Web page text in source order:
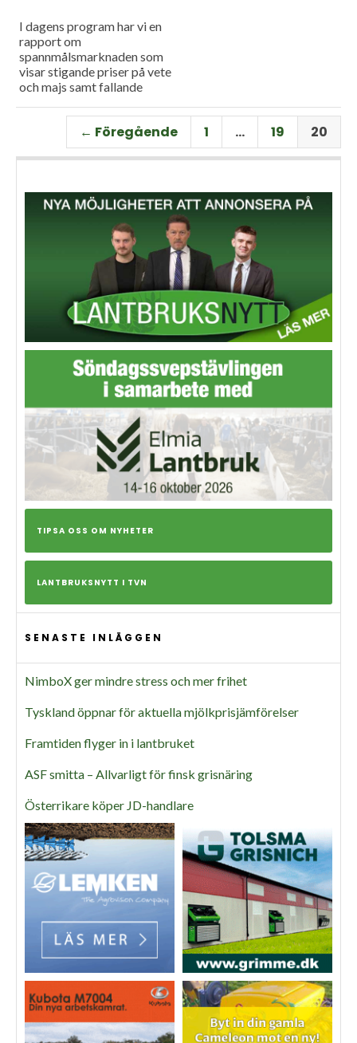
I dagens program har vi en
rapport om
spannmålsmarknaden som
visar stigande priser på vete
och majs samt fallande
premiär för vårt
måndagsprogram med en
längre intervju med Erik
Stjerndahl vd för HIR Skåne,
fältdagar.
← Föregående 1 … 19 20
TIPSA OSS OM NYHETER
LANTBRUKSNYTT I TVN
SENASTE INLÄGGEN
NimboX ger mindre stress och mer frihet
Tyskland öppnar för aktuella mjölkprisjämförelser
Framtiden flyger in i lantbruket
ASF smitta – Allvarligt för finsk grisnäring
Österrikare köper JD-handlare